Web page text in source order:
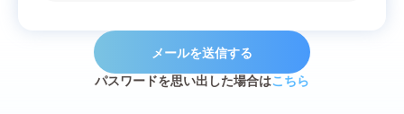
メールを送信する
パスワードを思い出した場合はこちら